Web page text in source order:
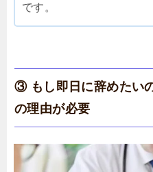
です。
③ もし即日に辞めたい
の理由が必要